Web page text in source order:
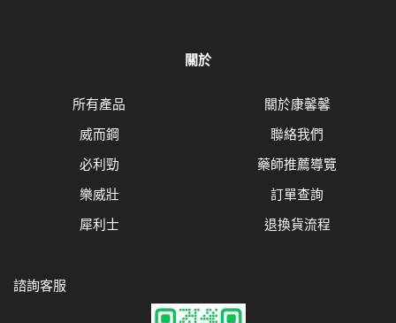
關於
所有產品
威而鋼
必利勁
樂威壯
犀利士
關於康馨馨
聯絡我們
藥師推薦導覽
訂單查詢
退換貨流程
諮詢客服